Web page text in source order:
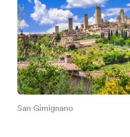
San Gimignano